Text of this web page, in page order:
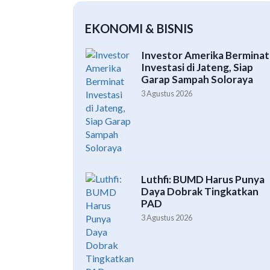
EKONOMI & BISNIS
Investor Amerika Berminat
Investasi di Jateng, Siap
Garap Sampah Soloraya
3 Agustus 2026
Luthfi: BUMD Harus Punya
Daya Dobrak Tingkatkan
PAD
3 Agustus 2026